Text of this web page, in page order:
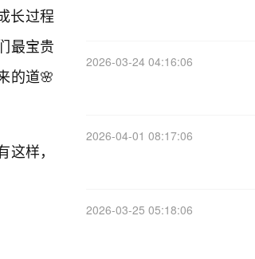
长过程
最宝贵
的道🌸
样，
2026-03-24 04:16:06
2026-04-01 08:17:06
2026-03-25 05:18:06